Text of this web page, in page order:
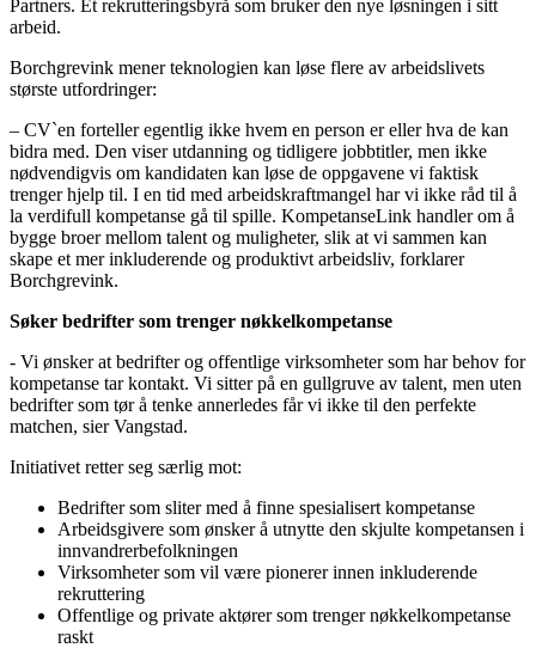
Partners. Et rekrutteringsbyrå som bruker den nye løsningen i sitt
arbeid.
Borchgrevink mener teknologien kan løse flere av arbeidslivets
største utfordringer:
– CV`en forteller egentlig ikke hvem en person er eller hva de kan
bidra med. Den viser utdanning og tidligere jobbtitler, men ikke
nødvendigvis om kandidaten kan løse de oppgavene vi faktisk
trenger hjelp til. I en tid med arbeidskraftmangel har vi ikke råd til å
la verdifull kompetanse gå til spille. KompetanseLink handler om å
bygge broer mellom talent og muligheter, slik at vi sammen kan
skape et mer inkluderende og produktivt arbeidsliv, forklarer
Borchgrevink.
Søker bedrifter som trenger nøkkelkompetanse
- Vi ønsker at bedrifter og offentlige virksomheter som har behov for
kompetanse tar kontakt. Vi sitter på en gullgruve av talent, men uten
bedrifter som tør å tenke annerledes får vi ikke til den perfekte
matchen, sier Vangstad.
Initiativet retter seg særlig mot:
Bedrifter som sliter med å finne spesialisert kompetanse
Arbeidsgivere som ønsker å utnytte den skjulte kompetansen i
innvandrerbefolkningen
Virksomheter som vil være pionerer innen inkluderende
rekruttering
Offentlige og private aktører som trenger nøkkelkompetanse
raskt